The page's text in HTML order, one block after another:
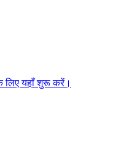
लिए यहाँ शुरू करें।